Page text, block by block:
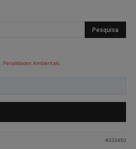
Penalidades Ambientais
#333450